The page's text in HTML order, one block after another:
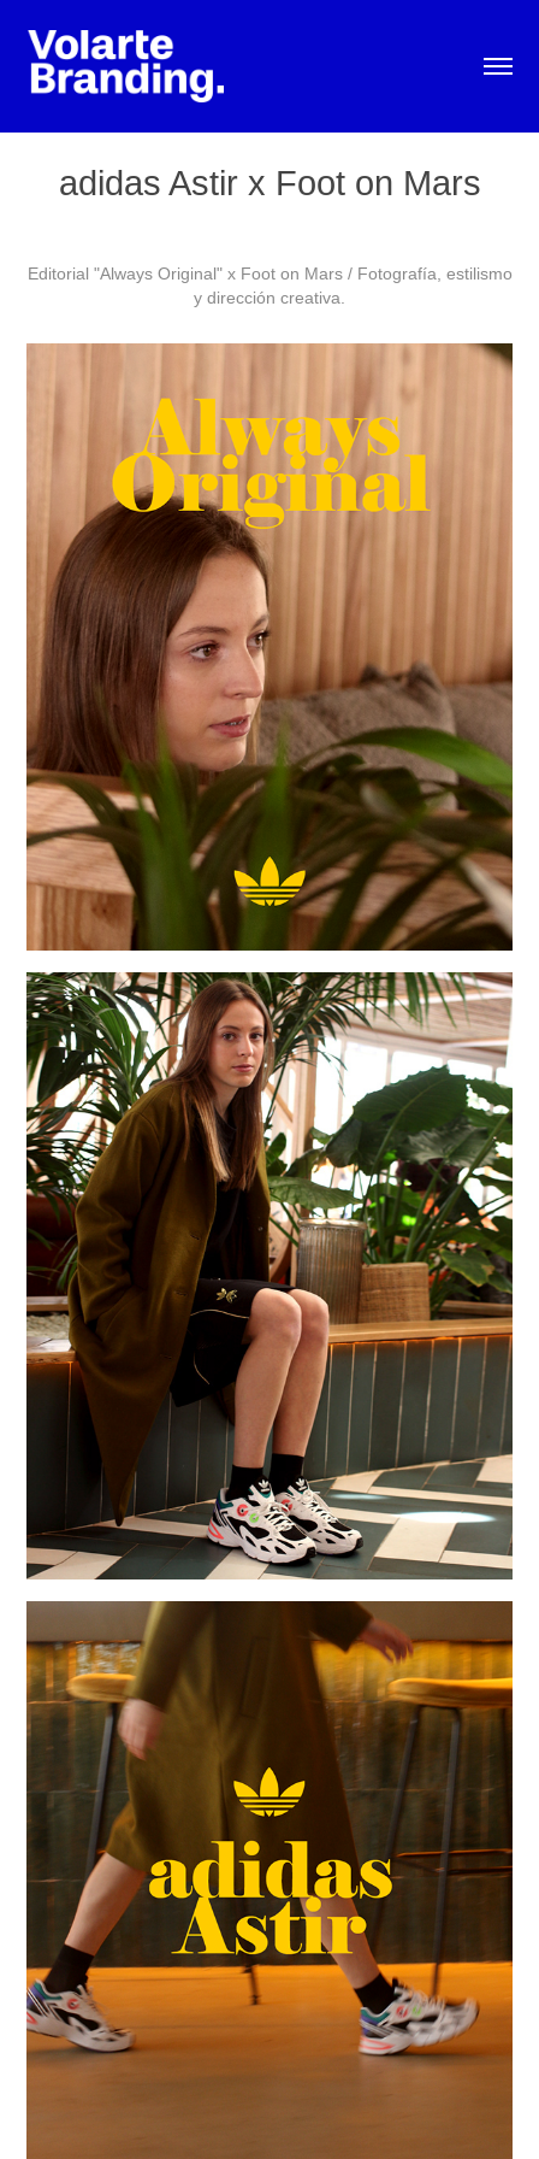
adidas Astir x Foot on Mars
Editorial "Always Original" x Foot on Mars / Fotografía, estilismo
y dirección creativa.